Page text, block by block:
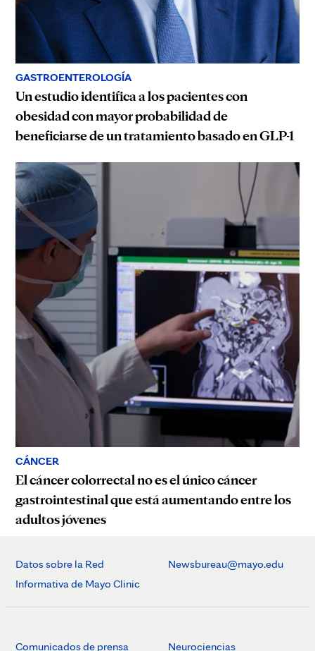
GASTROENTEROLOGÍA
Un estudio identifica a los pacientes con
obesidad con mayor probabilidad de
beneficiarse de un tratamiento basado en GLP-1
CÁNCER
El cáncer colorrectal no es el único cáncer
gastrointestinal que está aumentando entre los
adultos jóvenes
Datos sobre la Red
Informativa de Mayo Clinic
Newsbureau@mayo.edu
Comunicados de prensa Neurociencias